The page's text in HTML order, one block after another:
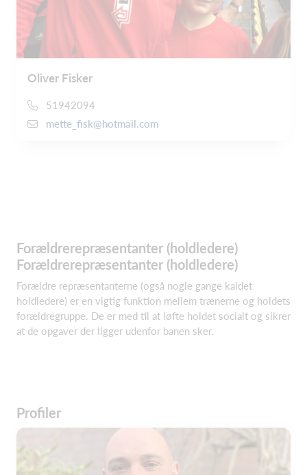
Oliver Fisker
51942094
mette_fisk@hotmail.com
Forældrerepræsentanter (holdledere)
Forældrerepræsentanter (holdledere)
Forældre repræsentanterne (også nogle gange kaldet
holdledere) er en vigtig funktion mellem trænerne og holdets
forældregruppe. De er med til at løfte holdet socialt og sikrer
at de opgaver der ligger udenfor banen sker.
Profiler